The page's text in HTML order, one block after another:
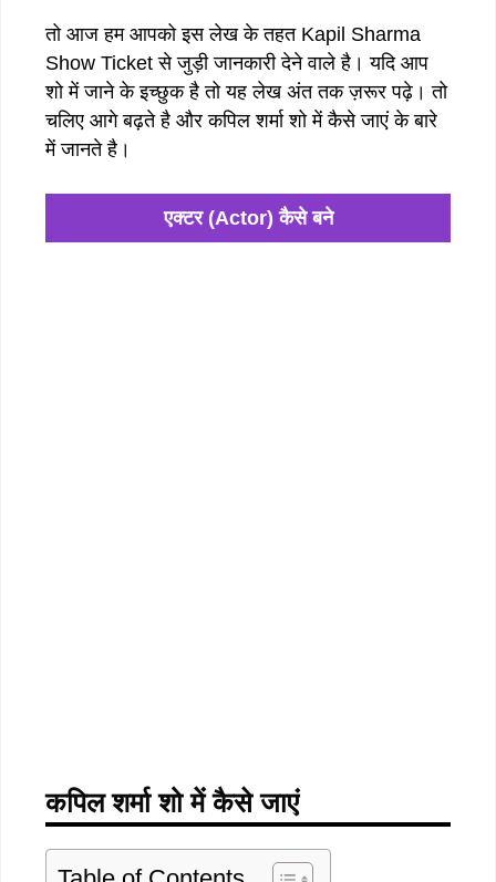
तो आज हम आपको इस लेख के तहत Kapil Sharma
Show Ticket से जुड़ी जानकारी देने वाले है। यदि आप
शो में जाने के इच्छुक है तो यह लेख अंत तक ज़रूर पढ़े। तो
चलिए आगे बढ़ते है और कपिल शर्मा शो में कैसे जाएं के बारे
में जानते है।
एक्टर (Actor) कैसे बने
कपिल शर्मा शो में कैसे जाएं